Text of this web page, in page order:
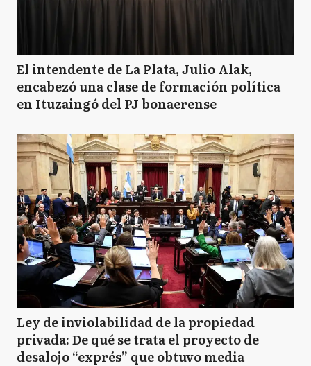
El intendente de La Plata, Julio Alak,
encabezó una clase de formación política
en Ituzaingó del PJ bonaerense
Ley de inviolabilidad de la propiedad
privada: De qué se trata el proyecto de
desalojo “exprés” que obtuvo media